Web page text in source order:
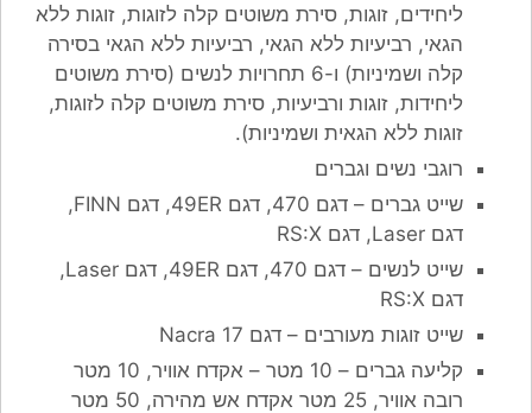
ליחידים, זוגות, סירת משוטים קלה לזוגות, זוגות ללא
הגאי, רביעיות ללא הגאי, רביעיות ללא הגאי בסירה
קלה ושמיניות) ו-6 תחרויות לנשים (סירת משוטים
ליחידות, זוגות ורביעיות, סירת משוטים קלה לזוגות,
זוגות ללא הגאית ושמיניות).
רוגבי נשים וגברים
שייט גברים – דגם 470, דגם 49ER, דגם FINN,
דגם Laser, דגם RS:X
שייט לנשים – דגם 470, דגם 49ER, דגם Laser,
דגם RS:X
שייט זוגות מעורבים – דגם Nacra 17
קליעה גברים – 10 מטר – אקדח אוויר, 10 מטר
רובה אוויר, 25 מטר אקדח אש מהירה, 50 מטר